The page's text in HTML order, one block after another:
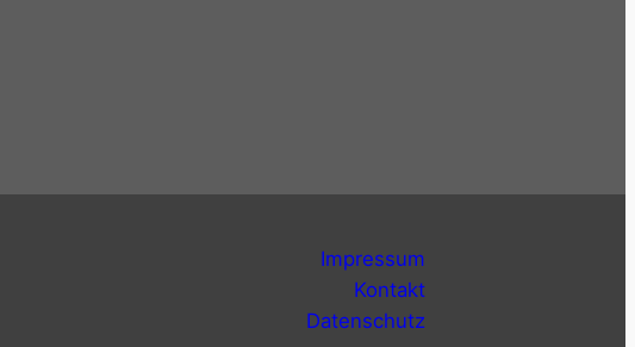
Impressum
Kontakt
Datenschutz